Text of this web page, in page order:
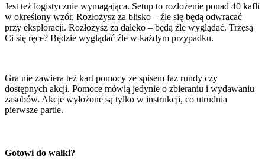
Jest też logistycznie wymagająca. Setup to rozłożenie ponad 40 kafli
w określony wzór. Rozłożysz za blisko – źle się będą odwracać
przy eksploracji. Rozłożysz za daleko – będą źle wyglądać. Trzęsą
Ci się ręce? Będzie wyglądać źle w każdym przypadku.
Gra nie zawiera też kart pomocy ze spisem faz rundy czy
dostępnych akcji. Pomoce mówią jedynie o zbieraniu i wydawaniu
zasobów. Akcje wyłożone są tylko w instrukcji, co utrudnia
pierwsze partie.
Gotowi do walki?